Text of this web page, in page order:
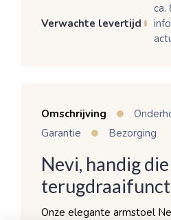
Verwachte levertijd
ca.
Omschrijving
Garantie
Bezorging
Nevi, handig die
Onze elegante armstoel